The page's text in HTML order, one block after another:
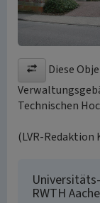
Diese
Technischen
(LVR-Redaktion
RWTH